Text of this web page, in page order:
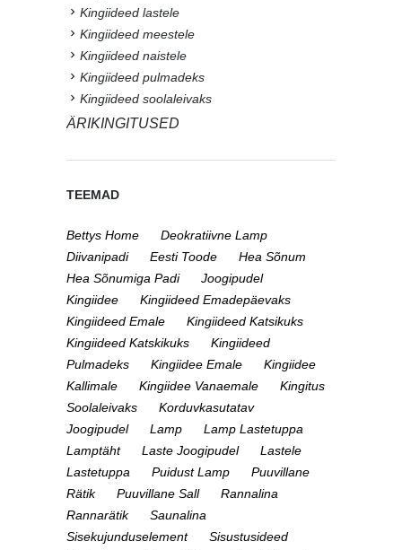
Kingiideed lastele
Kingiideed meestele
Kingiideed naistele
Kingiideed pulmadeks
Kingiideed soolaleivaks
ÄRIKINGITUSED
TEEMAD
Bettys Home
Deokratiivne Lamp
Diivanipadi
Eesti Toode
Hea Sõnum
Hea Sõnumiga Padi
Joogipudel
Kingiidee
Kingiideed Emadepäevaks
Kingiideed Emale
Kingiideed Katsikuks
Kingiideed Katskikuks
Kingiideed
Pulmadeks
Kingiidee Emale
Kingiidee
Kallimale
Kingiidee Vanaemale
Kingitus
Soolaleivaks
Korduvkasutatav
Joogipudel
Lamp
Lamp Lastetuppa
Lamptäht
Laste Joogipudel
Lastele
Lastetuppa
Puidust Lamp
Puuvillane
Rätik
Puuvillane Sall
Rannalina
Rannarätik
Saunalina
Sisekujunduselement
Sisustusideed